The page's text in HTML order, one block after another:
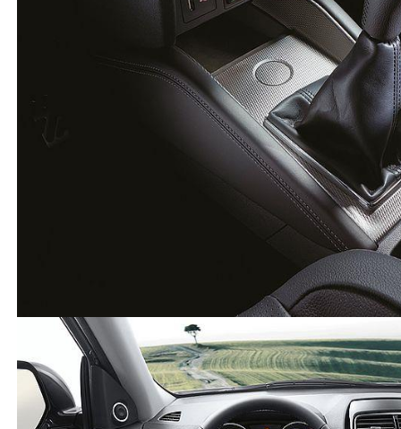
değil üç kablolu aux lazım 2016'da usb var takıyorsun
müziğini dinliyorsun telefonunu şarj ediyorsun
Misafir Kullanıcı
bende var 2014 model. tank gibi araba tabiri caizse
248 bin kilometredeyim ne triger değişti ne de üst
kapak açıldı sadece yağını değiştirdim rutin bakım
vakti o kadar. orijinal baskı balatası 230 bin
kilometrede değişti. iki sene önce bir tane passat
arkadan vurdu passatın önünü görseydiniz keşke
airbag filan patlattı benim arabada tık yok sadece
arka tampondaki sis farı kırıldı ve tampon çatladı. çok
sağlam bir araç mitsubishi'nin ne yazık ki türkiye'de
Mitsubishi - ASX-Misafir Kullanıcı
25 Nisan 2024
2012 eylül'de aldım 0 kilometre olarak. şu an 476 bin
kilometrede. maden ocağı işletiyorum madende